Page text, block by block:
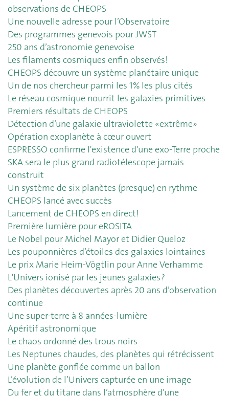
observations de CHEOPS
Une nouvelle adresse pour l’Observatoire
Des programmes genevois pour JWST
250 ans d’astronomie genevoise
Les filaments cosmiques enfin observés!
CHEOPS découvre un système planétaire unique
Un de nos chercheur parmi les 1% les plus cités
Le réseau cosmique nourrit les galaxies primitives
Premiers résultats de CHEOPS
Détection d’une galaxie ultraviolette «extrême»
Opération exoplanète à cœur ouvert
ESPRESSO confirme l'existence d'une exo-Terre proche
SKA sera le plus grand radiotélescope jamais
construit
Un système de six planètes (presque) en rythme
CHEOPS lancé avec succès
Lancement de CHEOPS en direct!
Première lumière pour eROSITA
Le Nobel pour Michel Mayor et Didier Queloz
Les pouponnières d’étoiles des galaxies lointaines
Le prix Marie Heim-Vögtlin pour Anne Verhamme
L'Univers ionisé par les jeunes galaxies ?
Des planètes découvertes après 20 ans d’observation
continue
Une super-terre à 8 années-lumière
Apéritif astronomique
Le chaos ordonné des trous noirs
Les Neptunes chaudes, des planètes qui rétrécissent
Une planète gonflée comme un ballon
L’évolution de l’Univers capturée en une image
Du fer et du titane dans l’atmosphère d’une